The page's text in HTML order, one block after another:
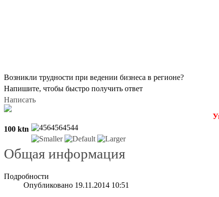
Возникли трудности при ведении бизнеса в регионе?
Напишите, чтобы быстро получить ответ
Написать
100 ktn
Общая информация
Подробности
Опубликовано 19.11.2014 10:51